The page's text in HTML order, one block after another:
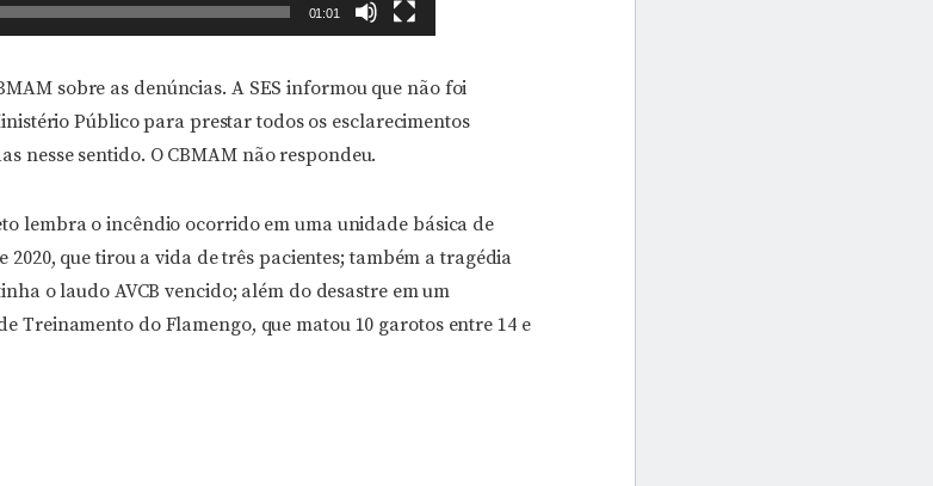
01:01
sobre as denúncias. A SES informou que não foi
Público para prestar todos os esclarecimentos
nesse sentido. O CBMAM não respondeu.
lembra o incêndio ocorrido em uma unidade básica de
2020, que tirou a vida de três pacientes; também a tragédia
o laudo AVCB vencido; além do desastre em um
Treinamento do Flamengo, que matou 10 garotos entre 14 e